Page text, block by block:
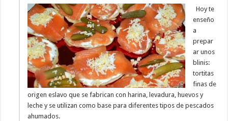
Hoy te
enseño
a
prepar
ar unos
blinis:
tortitas
finas de
origen eslavo que se fabrican con harina, levadura, huevos y
leche y se utilizan como base para diferentes tipos de pescados
ahumados.